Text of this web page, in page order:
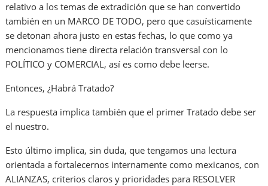
relativo a los temas de extradición que se han convertido
también en un MARCO DE TODO, pero que casuísticamente
se detonan ahora justo en estas fechas, lo que como ya
mencionamos tiene directa relación transversal con lo
POLÍTICO y COMERCIAL, así es como debe leerse.
Entonces, ¿Habrá Tratado?
La respuesta implica también que el primer Tratado debe ser
el nuestro.
Esto último implica, sin duda, que tengamos una lectura
orientada a fortalecernos internamente como mexicanos, con
ALIANZAS, criterios claros y prioridades para RESOLVER